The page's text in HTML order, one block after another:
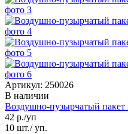
Артикул: 250026
В наличии
Воздушно-пузырчатый пакет
42 р./уп
10 шт./ уп.